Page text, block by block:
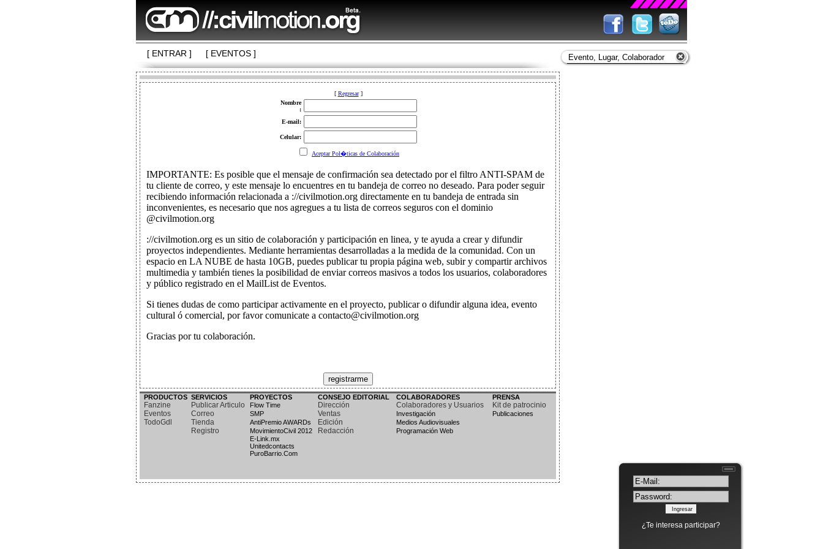
¿Te interesa participar?
[ EVENTOS ]
[ ENTRAR ]
PRODUCTOS SERVICIOS PROYECTOS CONSEJO EDITORIAL COLABORADORES PRENSA
Fanzine Publicar Articulo Flow Time Dirección Colaboradores y Usuarios
Kit de patrocinio
Eventos
Correo SMP Ventas Investigación Publicaciones
TodoGdl Tienda AntiPremio AWARDs Edición Medios Audiovisuales
Registro MovimientoCivil 2012 Redacción
Programación Web
E-Link.mx
Unitedcontacts
PuroBarrio.Com